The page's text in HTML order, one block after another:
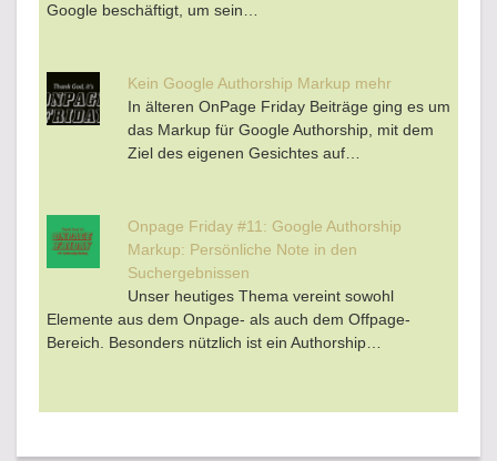
Google beschäftigt, um sein…
Kein Google Authorship Markup mehr
In älteren OnPage Friday Beiträge ging es um
das Markup für Google Authorship, mit dem
Ziel des eigenen Gesichtes auf…
Onpage Friday #11: Google Authorship
Markup: Persönliche Note in den
Suchergebnissen
Unser heutiges Thema vereint sowohl
Elemente aus dem Onpage- als auch dem Offpage-
Bereich. Besonders nützlich ist ein Authorship…